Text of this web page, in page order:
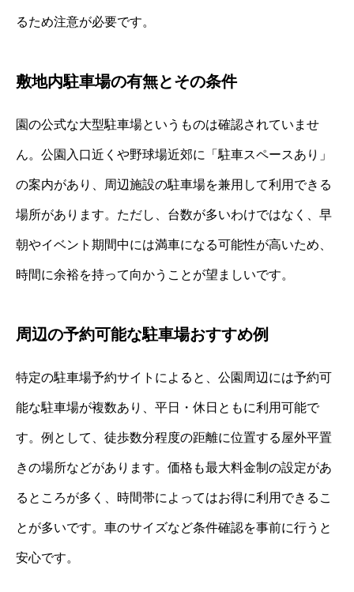
るため注意が必要です。
敷地内駐車場の有無とその条件
園の公式な大型駐車場というものは確認されていませ
ん。公園入口近くや野球場近郊に「駐車スペースあり」
の案内があり、周辺施設の駐車場を兼用して利用できる
場所があります。ただし、台数が多いわけではなく、早
朝やイベント期間中には満車になる可能性が高いため、
時間に余裕を持って向かうことが望ましいです。
周辺の予約可能な駐車場おすすめ例
特定の駐車場予約サイトによると、公園周辺には予約可
能な駐車場が複数あり、平日・休日ともに利用可能で
す。例として、徒歩数分程度の距離に位置する屋外平置
きの場所などがあります。価格も最大料金制の設定があ
るところが多く、時間帯によってはお得に利用できるこ
とが多いです。車のサイズなど条件確認を事前に行うと
安心です。